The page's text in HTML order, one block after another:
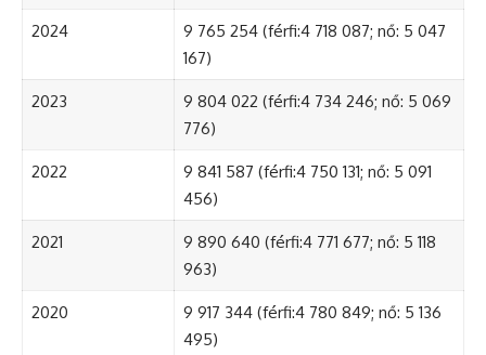
2024
9 765 254 (férfi:4 718 087; nő: 5 047
167)
2023
9 804 022 (férfi:4 734 246; nő: 5 069
776)
2022
9 841 587 (férfi:4 750 131; nő: 5 091
456)
2021
9 890 640 (férfi:4 771 677; nő: 5 118
963)
2020
9 917 344 (férfi:4 780 849; nő: 5 136
495)